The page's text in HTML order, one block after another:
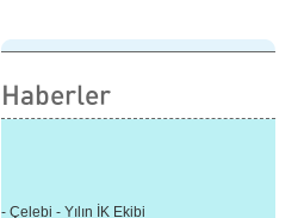
Haberler
- Çelebi - Yılın İK Ekibi